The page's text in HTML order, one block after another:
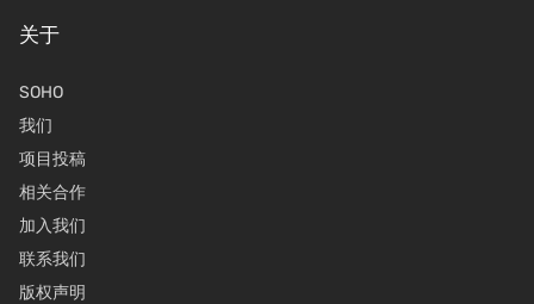
关于
SOHO
我们
项目投稿
相关合作
加入我们
联系我们
版权声明